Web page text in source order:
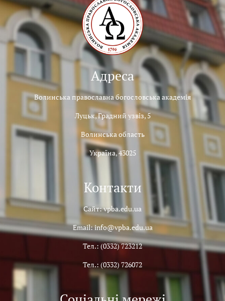
Адреса
Волинська православна богословська академія
Луцьк, Градний узвіз, 5
Волинська область
Україна, 43025
Контакти
Сайт: vpba.edu.ua
Email: info@vpba.edu.ua
Тел.: (0332) 723212
Тел.: (0332) 726072